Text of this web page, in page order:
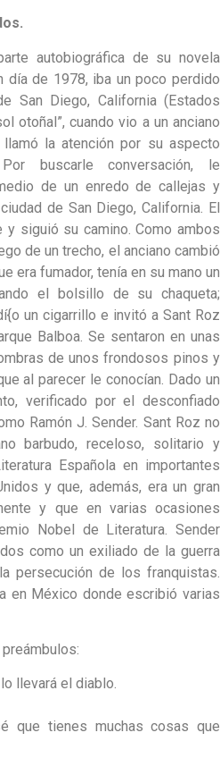
autobiográfica de su novela
día de 1978, iba un poco perdido
San Diego, California (Estados
otoñal”, cuando vio a un anciano
la atención por su aspecto
buscarle conversación, le
de un enredo de callejas y
de San Diego, California. El
siguió su camino. Como ambos
de un trecho, el anciano cambió
era fumador, tenía en su mano un
el bolsillo de su chaqueta;
un cigarrillo e invitó a Sant Roz
Balboa. Se sentaron en unas
de unos frondosos pinos y
al parecer le conocían. Dado un
verificado por el desconfiado
Ramón J. Sender. Sant Roz no
barbudo, receloso, solitario y
Española en importantes
y que, además, era un gran
y que en varias ocasiones
Nobel de Literatura. Sender
como un exiliado de la guerra
persecución de los franquistas.
en México donde escribió varias
llevará el diablo.
que tienes muchas cosas que